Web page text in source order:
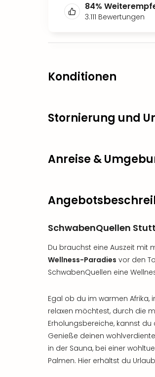
84%
3.111 Bewertungen
Konditionen
Stornierung und
Anreise &
SchwabenQuellen
Du brauchst eine Auszeit mit
Wellness-Paradies vor den
SchwabenQuellen eine
Egal ob du im warmen
relaxen möchtest, durch die
Erholungsbereiche, kannst
Genieße deinen
in der Sauna, bei einer
Palmen. Hier erhältst du